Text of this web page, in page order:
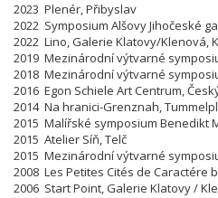
2023 Plenér, Přibyslav
2022 Symposium Alšovy Jihočeské
2022 Lino, Galerie Klatovy/Klenová,
2019 Mezinárodní výtvarné
2018 Mezinárodní výtvarné
2016 Egon Schiele Art Centrum,
2014 Na hranici-Grenznah,
2015 Malířské symposium Benedikt
2015 Atelier Síň, Telč
2015 Mezinárodní výtvarné
2008 Les Petites Cités de Caractére
2006 Start Point, Galerie Klatovy /